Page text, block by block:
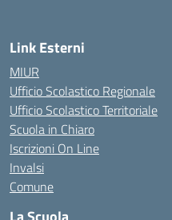
Link Esterni
MIUR
Ufficio Scolastico Regionale
Ufficio Scolastico Territoriale
Scuola in Chiaro
Iscrizioni On Line
Invalsi
Comune